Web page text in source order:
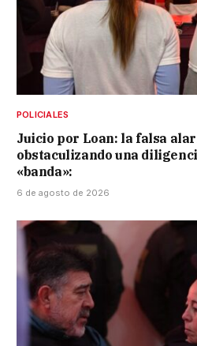
POLICIALES
Juicio por Loan: la falsa
obstaculizando una
«banda»:
6 de agosto de 2026